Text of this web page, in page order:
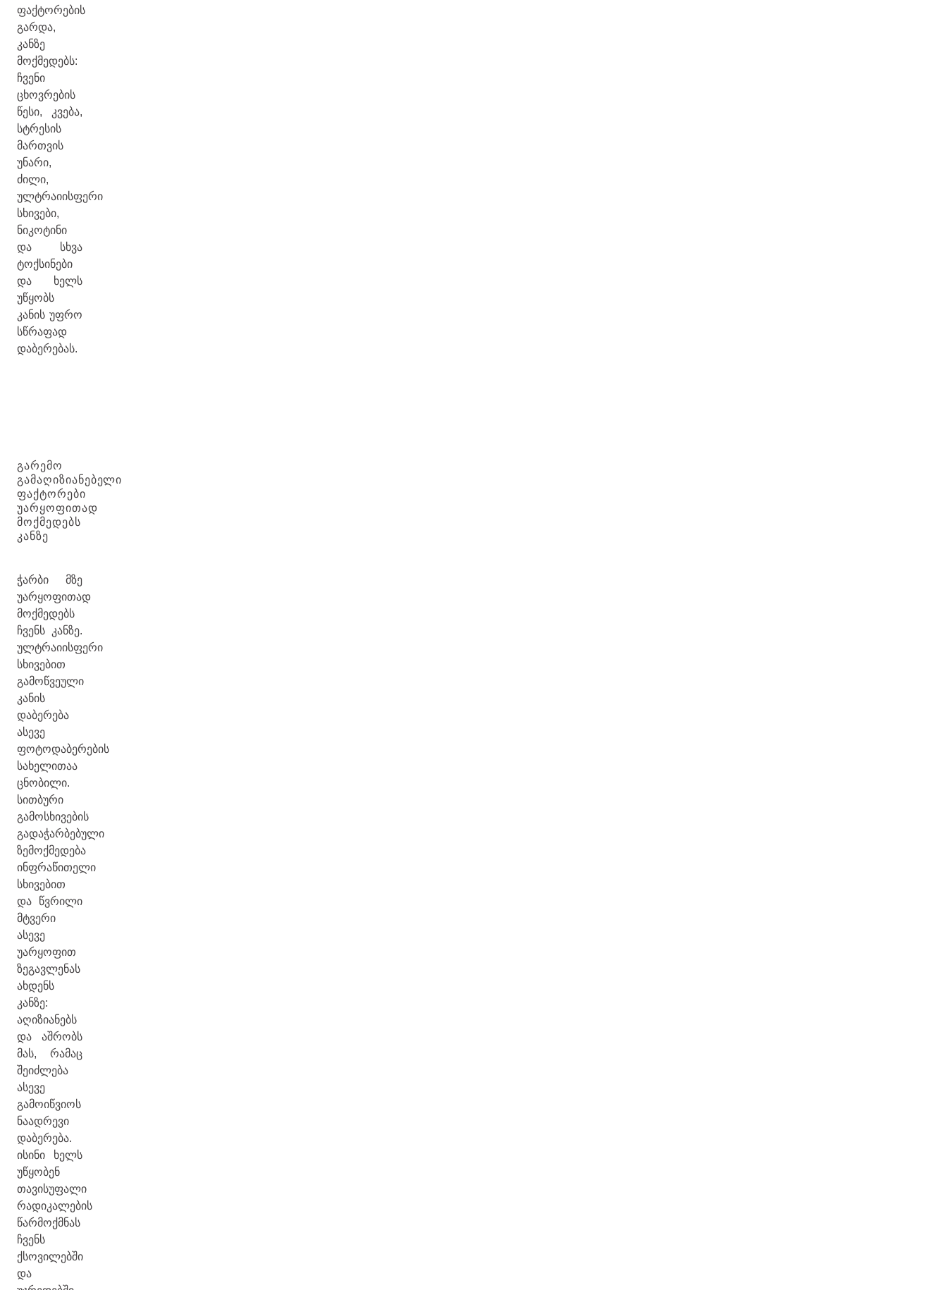
ფაქტორების
გარდა,
კანზე
მოქმედებს:
ჩვენი
ცხოვრების
წესი, კვება,
სტრესის
მართვის
უნარი,
ძილი,
ულტრაიისფერი
სხივები,
ნიკოტინი
და სხვა
ტოქსინები
და ხელს
უწყობს
კანის უფრო
სწრაფად
დაბერებას.
ᲒᲐᲠᲔᲛᲝ
ᲒᲐᲛᲐᲦᲘᲖᲘᲐᲜᲔᲑᲔᲚᲘ
ᲤᲐᲥᲢᲝᲠᲔᲑᲘ
ᲣᲐᲠᲧᲝᲤᲘᲗᲐᲓ
ᲛᲝᲥᲛᲔᲓᲔᲑᲡ
ᲙᲐᲜᲖᲔ
ჭარბი მზე
უარყოფითად
მოქმედებს
ჩვენს კანზე.
ულტრაიისფერი
სხივებით
გამოწვეული
კანის
დაბერება
ასევე
ფოტოდაბერების
სახელითაა
ცნობილი.
სითბური
გამოსხივების
გადაჭარბებული
ზემოქმედება
ინფრაწითელი
სხივებით
და წვრილი
მტვერი
ასევე
უარყოფით
ზეგავლენას
ახდენს
კანზე:
აღიზიანებს
და აშრობს
მას, რამაც
შეიძლება
ასევე
გამოიწვიოს
ნაადრევი
დაბერება.
ისინი ხელს
უწყობენ
თავისუფალი
რადიკალების
წარმოქმნას
ჩვენს
ქსოვილებში
და